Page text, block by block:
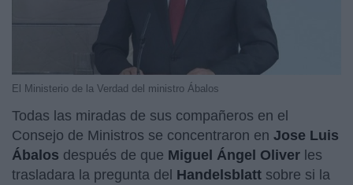
El Ministerio de la Verdad del ministro Ábalos
Todas las miradas de sus compañeros en el
Consejo de Ministros se concentraron en Jose Luis
Ábalos después de que Miguel Ángel Oliver les
trasladara la pregunta del Handelsblatt sobre si la